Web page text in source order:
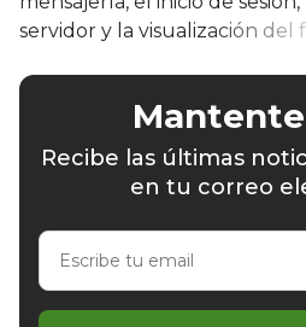
servidor y la visualización del
Recibe las últimas
en tu correo
Escribe
email